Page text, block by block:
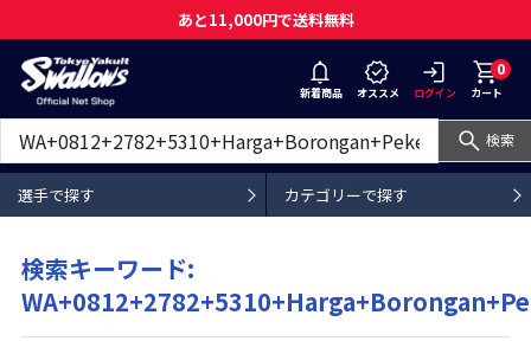
あと11,000円で送料無料
新着商品 オススメ ログイン
0
カート
検索
選手で探す カテゴリーで探す
検索キーワード: